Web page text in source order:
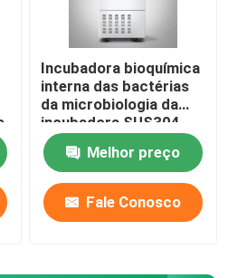
Incubadora bioquímica
interna das bactérias
da microbiologia da
incubadora SUS304
Melhor preço
Fale Conosco